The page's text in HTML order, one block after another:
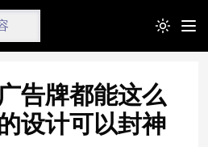
Toggle
告牌都能这么
设计可以封神